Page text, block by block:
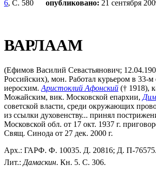
6, С. 580 опубликовано: 21 сентября
ВАРЛААМ
(Ефимов Василий Севастьянович;
Российских), мон. Работал курьером в
иеросхим. Аристоклий Афонский († 1918),
Можайским, вик. Московской епархии,
советской власти, среди окружающих
из ссылки духовенству... принял
Московской обл. от 17 окт. 1937 г.
Свящ. Синода от 27 дек. 2000 г.
Арх.: ГАРФ. Ф. 10035. Д. 20816; Д. П-
Лит.: Дамаскин. Кн. 5. С. 306.